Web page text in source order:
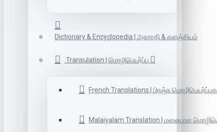
Dictionary & Encyclopedia | அகராதி & களஞ்சியம்
Transulation | மொழிபெயர்ப்பு
French Translations | பிரஞ்சு
Malaiyalam Translation | மலையாள